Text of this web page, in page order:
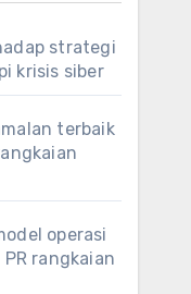
strategi
krisis siber
terbaik
operasi
rangkaian